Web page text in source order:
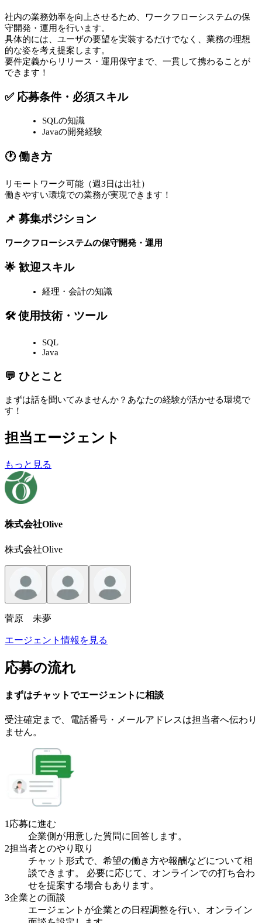
社内の業務効率を向上させるため、ワークフローシステムの保
守開発・運用を行います。
具体的には、ユーザの要望を実装するだけでなく、業務の理想
的な姿を考え提案します。
要件定義からリリース・運用保守まで、一貫して携わることが
できます！
✅ 応募条件・必須スキル
SQLの知識
Javaの開発経験
🕐 働き方
リモートワーク可能（週3日は出社）
働きやすい環境での業務が実現できます！
📌 募集ポジション
ワークフローシステムの保守開発・運用
🌟 歓迎スキル
経理・会計の知識
🛠 使用技術・ツール
SQL
Java
💬 ひとこと
まずは話を聞いてみませんか？あなたの経験が活かせる環境で
す！
担当エージェント
もっと見る
株式会社Olive
株式会社Olive
菅原 未夢
エージェント情報を見る
応募の流れ
まずはチャットでエージェント に相談
受注確定まで、 電話番号・メールアドレスは担当者へ伝わり
ません。
1 応募に進む
企業側が用意した質問に回答します。
2担当者とのやり取り
チャット形式で、希望の働き方や報酬などについて相
談できます。 必要に応じて、オンラインでの打ち合わ
せを提案する場合もあります。
3企業との面談
エージェントが企業との日程調整を行い、オンライン